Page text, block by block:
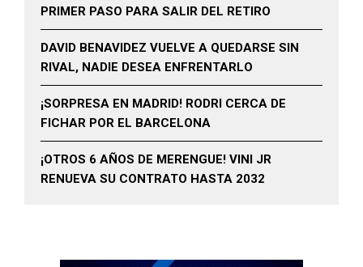
PRIMER PASO PARA SALIR DEL RETIRO
DAVID BENAVIDEZ VUELVE A QUEDARSE SIN
RIVAL, NADIE DESEA ENFRENTARLO
¡SORPRESA EN MADRID! RODRI CERCA DE
FICHAR POR EL BARCELONA
¡OTROS 6 AÑOS DE MERENGUE! VINI JR
RENUEVA SU CONTRATO HASTA 2032